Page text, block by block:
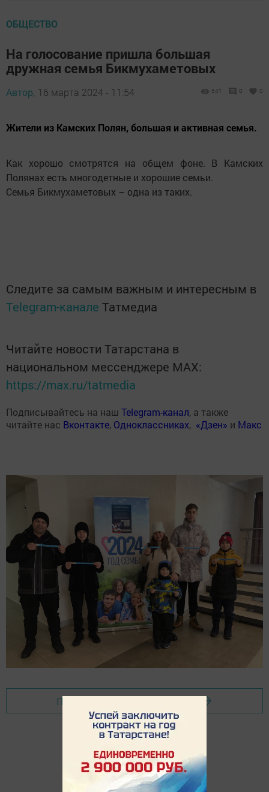
ОБЩЕСТВО
На голосование пришла большая
дружная семья Бикмухаметовых
Автор, 16 марта 2024 - 11:54 541 0 0
Жители из Камских Полян, большая и активная семья.
Как хорошо смотрятся на общем фоне. В Камских
Полянах есть многодетные и хорошие семьи.
Семья Бикмухаметовых – одна из таких.
Следите за самым важным и интересным в
Telegram-канале Татмедиа
Читайте новости Татарстана в
национальном мессенджере MАХ:
https://max.ru/tatmedia
Подписывайтесь на наш Telegram-канал, а также
читайте нас Вконтакте, Одноклассниках, «Дзен» и Макс
Перейти на страницу новости